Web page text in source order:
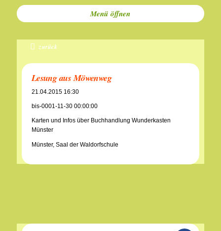
Menü
zurück
Lesung aus Möwenweg
21.04.2015 16:30
bis-0001-11-30 00:00:00
Karten und Infos über Buchhandlung Wunderkasten
Münster
Münster, Saal der Waldorfschule